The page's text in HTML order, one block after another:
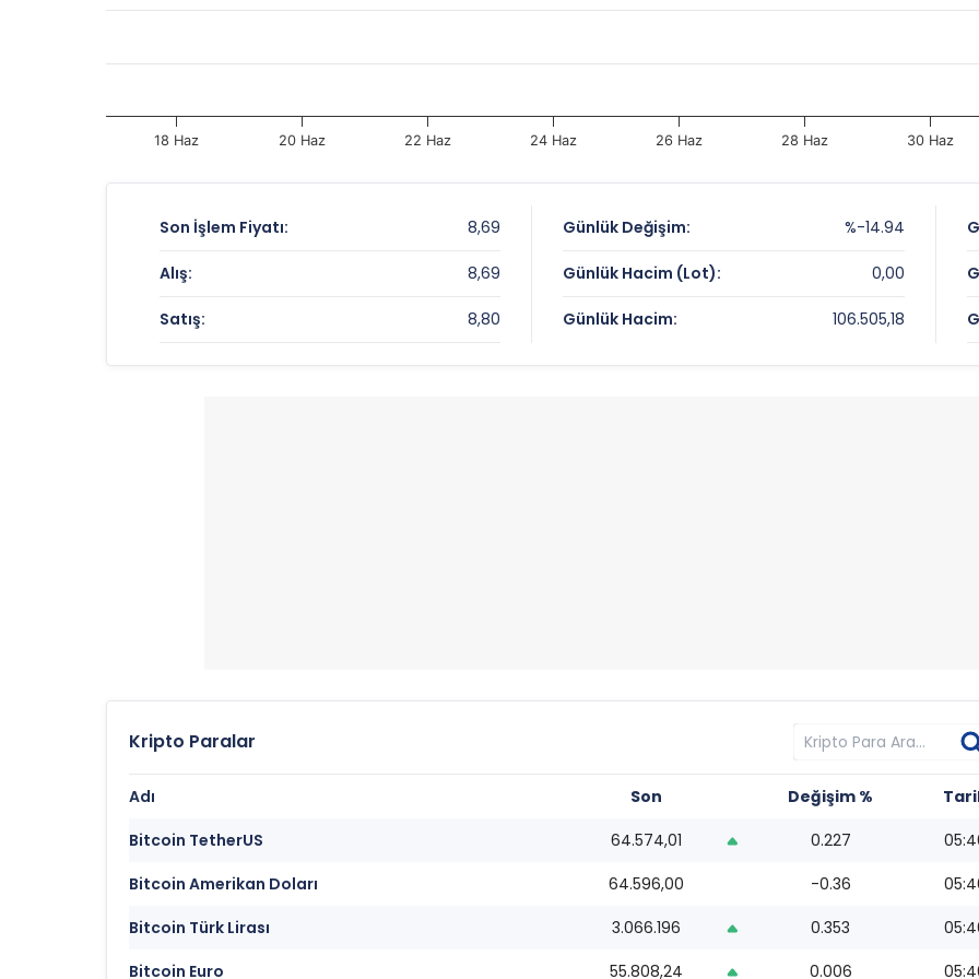
18 Haz 20 Haz 22 Haz 24 Haz 26 Haz 28 Haz 30 Haz
Son İşlem Fiyatı: 8,69
Alış: 8,69
Satış: 8,80
Günlük Değişim: %-14.94
Günlük Hacim (Lot): 0,00
Günlük Hacim: 106.505,18
Kripto Paralar
Adı Son Değişim %
Bitcoin TetherUS
64.574,01 0.227
Bitcoin Amerikan Doları
64.596,00 -0.36
Bitcoin Türk Lirası
3.066.196 0.353
Bitcoin Euro
55.808,24 0.006